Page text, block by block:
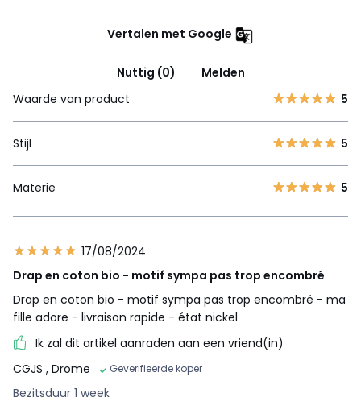
Vertalen met Google
Nuttig (0)
Melden
Waarde van product
5
Stijl 5
Materie 5
17/08/2024
Drap en coton bio - motif sympa pas trop encombré
Drap en coton bio - motif sympa pas trop encombré - ma
fille adore - livraison rapide - état nickel
Ik zal dit artikel aanraden aan een vriend(in)
CGJS , Drome Geverifieerde koper
Bezitsduur 1 week